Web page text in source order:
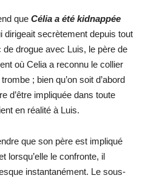
que Célia a été kidnappée
dirigeait secrètement depuis tout
drogue avec Luis, le père de
où Celia a reconnu le collier
; bien qu’on soit d’abord
d’être impliquée dans toute
en réalité à Luis.
que son père est impliqué
lorsqu’elle le confronte, il
instantanément. Le sous-